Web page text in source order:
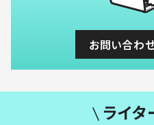
お問い合わ
ライタ